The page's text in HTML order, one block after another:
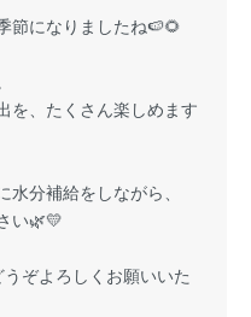
節になりましたね🍉🌻
を、たくさん楽しめます
分補給をしながら、
い🌿💛
ぞよろしくお願いいた